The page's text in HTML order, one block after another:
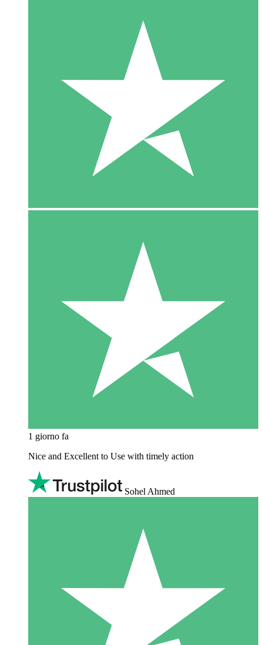
1 giorno fa
Nice and Excellent to Use with timely action
Sohel Ahmed